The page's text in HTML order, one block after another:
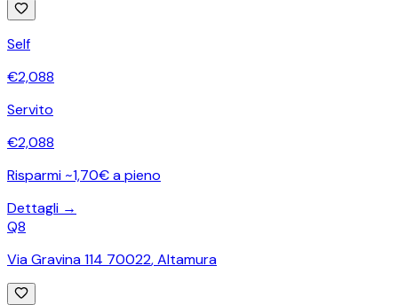
Self
€2,088
Servito
€2,088
Risparmi ~1,70€ a pieno
Dettagli →
Q8
Via Gravina 114 70022,Altamura